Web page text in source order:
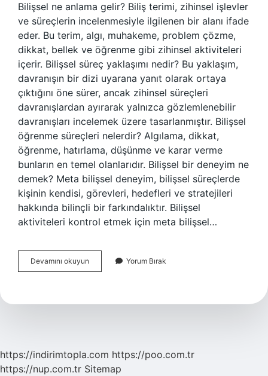
Bilişsel ne anlama gelir? Biliş terimi, zihinsel işlevler
ve süreçlerin incelenmesiyle ilgilenen bir alanı ifade
eder. Bu terim, algı, muhakeme, problem çözme,
dikkat, bellek ve öğrenme gibi zihinsel aktiviteleri
içerir. Bilişsel süreç yaklaşımı nedir? Bu yaklaşım,
davranışın bir dizi uyarana yanıt olarak ortaya
çıktığını öne sürer, ancak zihinsel süreçleri
davranışlardan ayırarak yalnızca gözlemlenebilir
davranışları incelemek üzere tasarlanmıştır. Bilişsel
öğrenme süreçleri nelerdir? Algılama, dikkat,
öğrenme, hatırlama, düşünme ve karar verme
bunların en temel olanlarıdır. Bilişsel bir deneyim ne
demek? Meta bilişsel deneyim, bilişsel süreçlerde
kişinin kendisi, görevleri, hedefleri ve stratejileri
hakkında bilinçli bir farkındalıktır. Bilişsel
aktiviteleri kontrol etmek için meta bilişsel…
Devamını okuyun
Bir
Demek
Yorum Bırak
https://indirimtopla.com https://poo.com.tr
https://nup.com.tr Sitemap